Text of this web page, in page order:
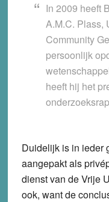
In 2009 heeft
A.M.C. Plass,
Community
persoonlijk
heeft hij het
Duidelijk is in ieder
aangepakt als
dienst van de Vrije
ook, want de